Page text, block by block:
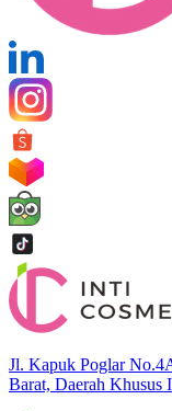
Jl. Kapuk Poglar
Barat, Daerah Khusus